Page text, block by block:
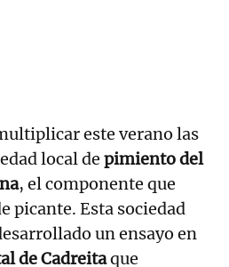
este verano las
local de pimiento del
, el componente que
picante. Esta sociedad
un ensayo en
de Cadreitaque